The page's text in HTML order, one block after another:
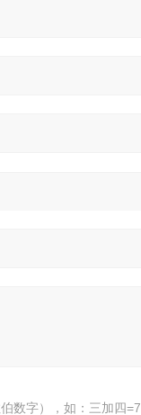
数字），如：三加四=7